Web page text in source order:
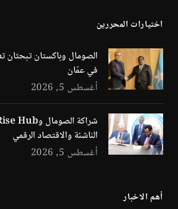
اختيارات المحررين
الصومال وباكستان تبحثان
في عمّان
أغسطس 5, 2026
الناشئة والاقتصاد الرقمي
أغسطس 5, 2026
أهم الاخبار